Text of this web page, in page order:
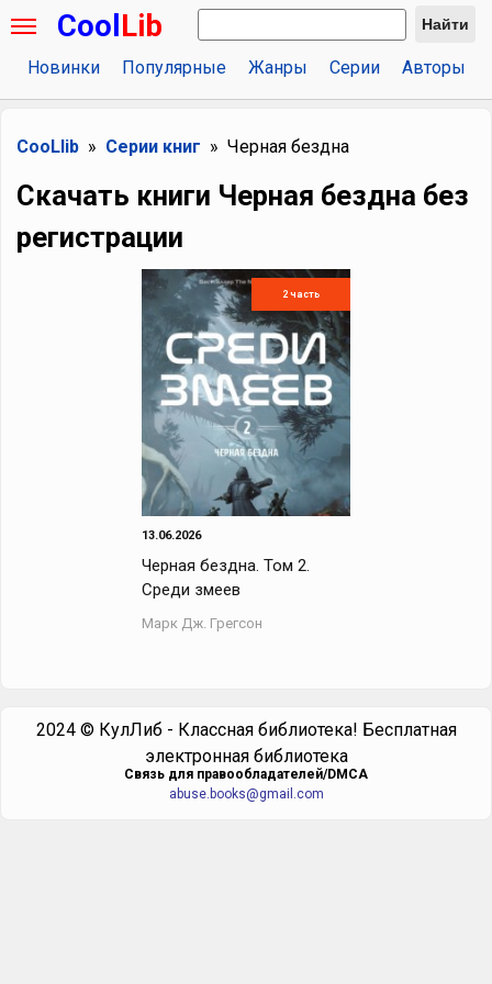
Cool Lib Найти
Новинки Популярные Жанры Серии Авторы
CooLlib Серии книг Черная бездна
Скачать книги Черная бездна без
регистрации
2 часть
13.06.2026
Черная бездна. Том 2.
Среди змеев
Марк Дж. Грегсон
2024 © КулЛиб - Классная библиотека! Бесплатная
электронная библиотека
Cвязь для правообладателей/DMCA
abuse.books@gmail.com